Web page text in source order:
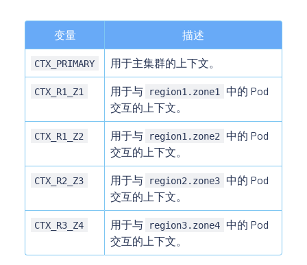
变量 描述
CTX_PRIMARY 用于主集群的上下文。
CTX_R1_Z1 用于与 region1.zone1
中的 Pod
交互的上下文。
CTX_R1_Z2 用于与 region1.zone2
中的 Pod
交互的上下文。
CTX_R2_Z3 用于与 region2.zone3 中的 Pod
交互的上下文。
CTX_R3_Z4 用于与 region3.zone4 中的 Pod
交互的上下文。